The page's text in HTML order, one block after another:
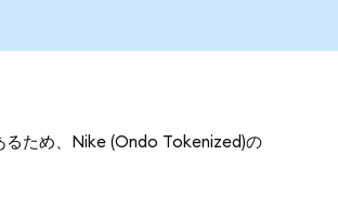
るため、Nike (Ondo Tokenized)の